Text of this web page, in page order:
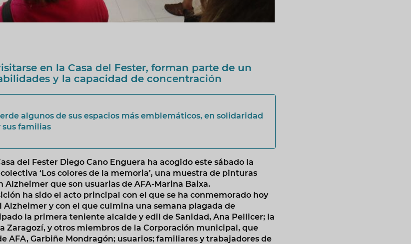
en la Casa del Fester, forman parte de un
y la capacidad de concentración
algunos de sus espacios más emblemáticos, en solidaridad
sus familias
del Fester Diego Cano Enguera ha acogido este sábado la
‘Los colores de la memoria’, una muestra de pinturas
Alzheimer que son usuarias de AFA-Marina Baixa.
ha sido el acto principal con el que se ha conmemorado hoy
y con el que culmina una semana plagada de
la primera teniente alcalde y edil de Sanidad, Ana Pellicer; la
Zaragozí, y otros miembros de la Corporación municipal, que
AFA, Garbiñe Mondragón; usuarios; familiares y trabajadores de